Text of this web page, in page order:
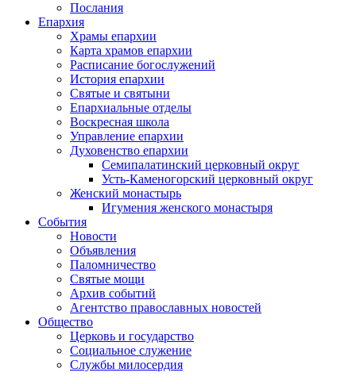
Послания
Епархия
Храмы епархии
Карта храмов епархии
Расписание богослужений
История епархии
Святые и святыни
Епархиальные отделы
Воскресная школа
Управление епархии
Духовенство епархии
Семипалатинский церковный округ
Усть-Каменогорский церковный округ
Женский монастырь
Игумения женского монастыря
События
Новости
Объявления
Паломничество
Святые мощи
Архив событий
Агентство православных новостей
Общество
Церковь и государство
Социальное служение
Службы милосердия